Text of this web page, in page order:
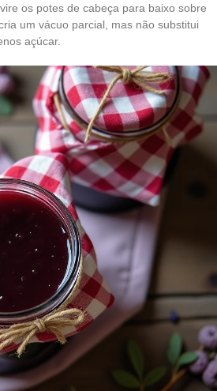
os potes de cabeça para baixo sobre
um vácuo parcial, mas não substitui
açúcar.